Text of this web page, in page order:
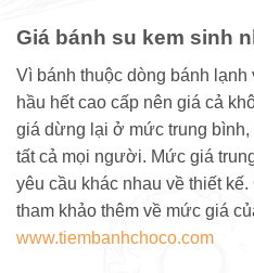
Giá bánh su kem sinh
Vì bánh thuộc dòng bánh
hầu hết cao cấp nên giá cả
giá dừng lại ở mức trung
tất cả mọi người. Mức giá
yêu cầu khác nhau về thiết
tham khảo thêm về mức giá
www.tiembanhchoco.com